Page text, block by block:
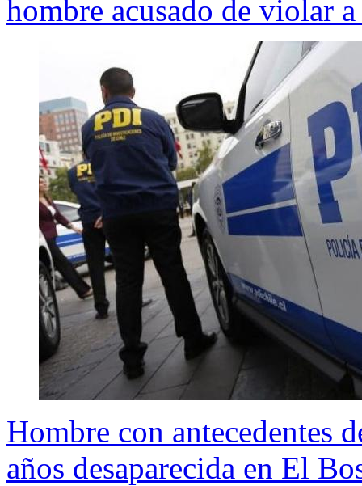
hombre acusado de violar
Hombre con antecedentes
años desaparecida en El